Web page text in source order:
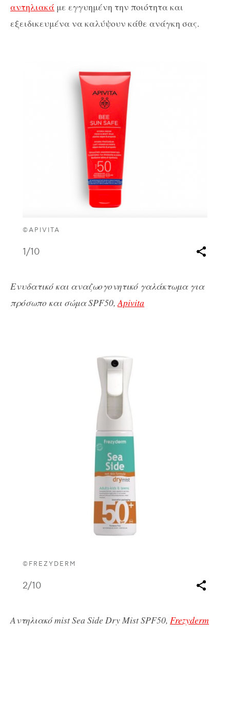
αντηλιακά με εγγυημένη την ποιότητα και
εξειδικευμένα να καλύψουν κάθε ανάγκη σας.
©APIVITA
1/10
Ενυδατικό και αναζωογονητικό γαλάκτωμα για
πρόσωπο και σώμα SPF50, Αpivita
©FREZYDERM
2/10
Αντηλιακό mist Sea Side Dry Mist SPF50, Frezyderm